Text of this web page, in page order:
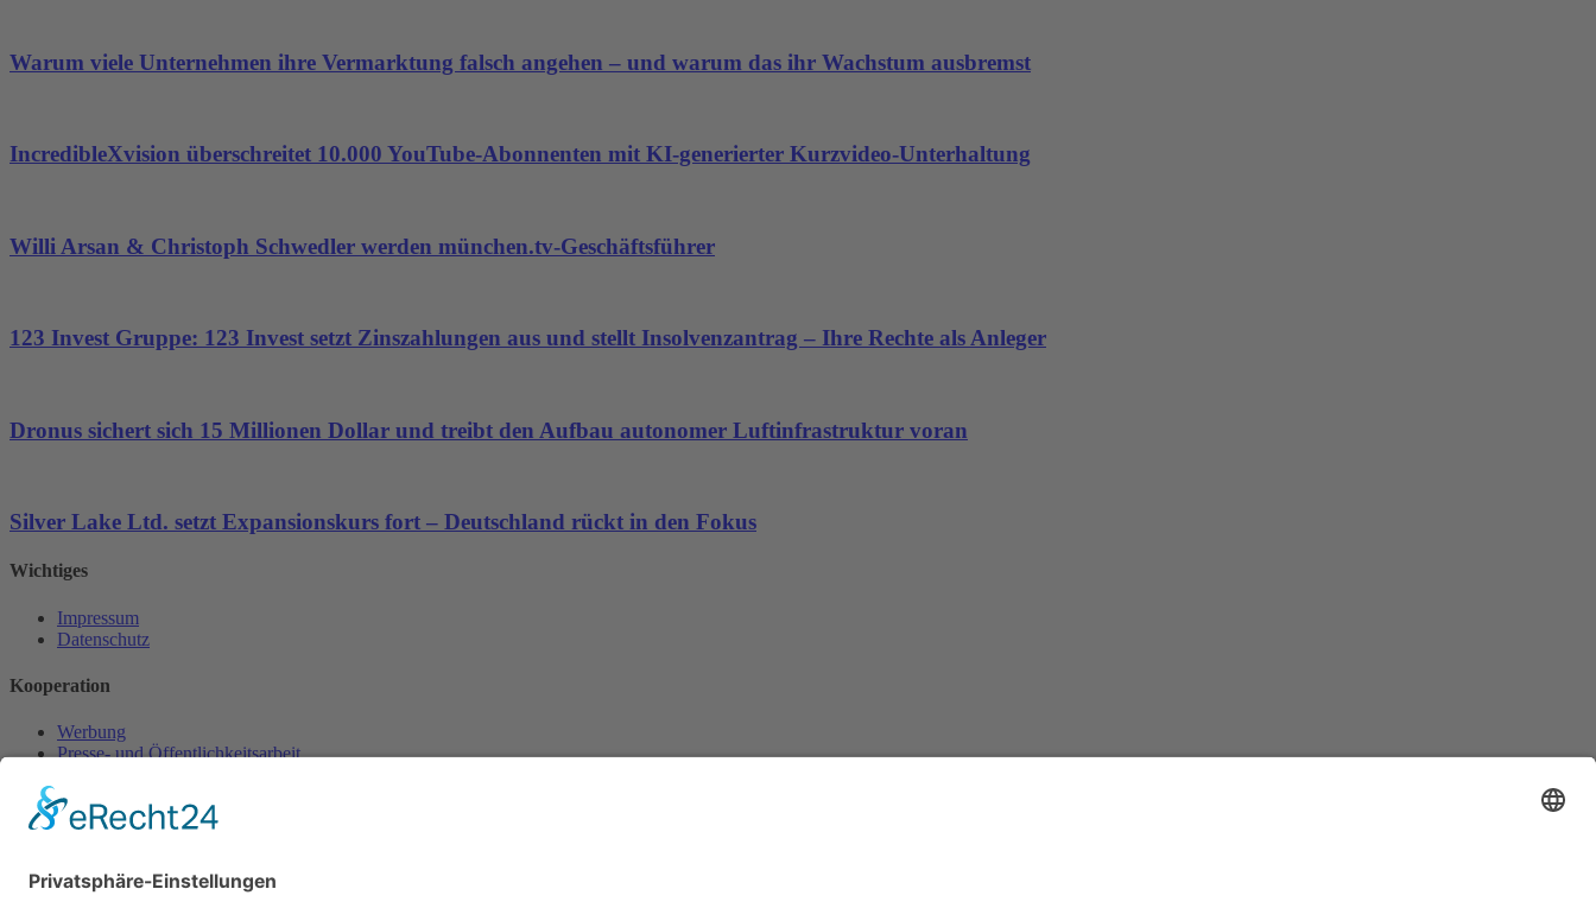
Warum viele Unternehmen ihre Vermarktung falsch angehen – und warum das ihr Wachstum ausbremst
IncredibleXvision überschreitet 10.000 YouTube-Abonnenten mit KI-generierter Kurzvideo-Unterhaltung
Willi Arsan & Christoph Schwedler werden münchen.tv-Geschäftsführer
123 Invest Gruppe: 123 Invest setzt Zinszahlungen aus und stellt Insolvenzantrag – Ihre Rechte als Anleger
Dronus sichert sich 15 Millionen Dollar und treibt den Aufbau autonomer Luftinfrastruktur voran
Silver Lake Ltd. setzt Expansionskurs fort – Deutschland rückt in den Fokus
Wichtiges
Impressum
Datenschutz
Kooperation
Werbung
Presse- und Öffentlichkeitsarbeit
Aktuelles